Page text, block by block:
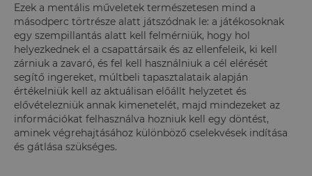
Ezek a mentális műveletek természetesen mind a
másodperc törtrésze alatt játszódnak le: a játékosoknak
egy szempillantás alatt kell felmérniük, hogy hol
helyezkednek el a csapattársaik és az ellenfeleik, ki kell
zárniuk a zavaró, és fel kell használniuk a cél elérését
segítő ingereket, múltbeli tapasztalataik alapján
értékelniük kell az aktuálisan előállt helyzetet és
elővételezniük annak kimenetelét, majd mindezeket az
információkat felhasználva hozniuk kell egy döntést,
aminek végrehajtásához különböző cselekvések indítása
és gátlása szükséges.